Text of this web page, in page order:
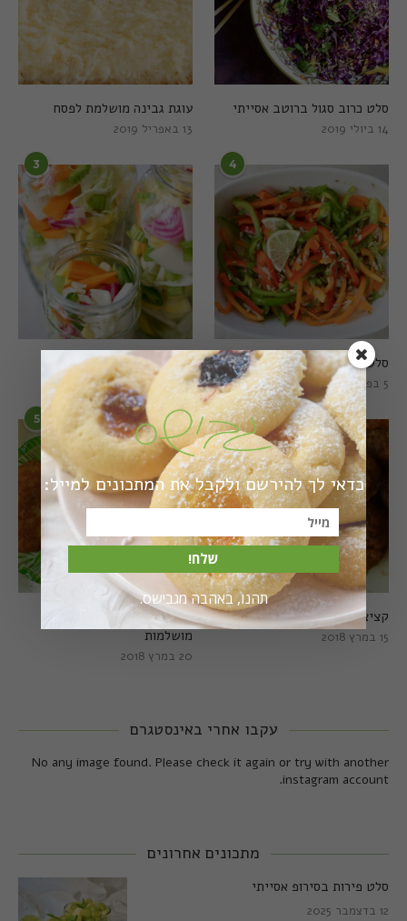
עוגת גבינה מושלמת לפסח
13 באפריל 2019
סלט כרוב סגול ברוטב אסייתי
14 ביולי 2019
3
חמוצים מהירים
1 באוגוסט 2022
4
סלט פלפלים טרי וצבעוני
5 בפברואר 2021
5
קציצות כרישה טבעוניות
מושלמות
20 במרץ 2018
6
קציצות כרישה מושלמות
15 במרץ 2018
עקבו אחרי באינסטגרם
No any image found. Please check it again or try with another
instagram account.
מתכונים אחרונים
סלט פירות בסירופ אסייתי
12 בדצמבר 2025
כדאי לך להירשם ולקבל את המתכונים למייל:
שלח!
תהנו, באהבה מגבישס.